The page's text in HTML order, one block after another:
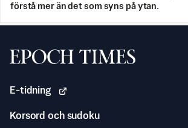
förstå mer än det som syns på ytan.
Svenska Epoch Times
E-tidning
Korsord och sudoku